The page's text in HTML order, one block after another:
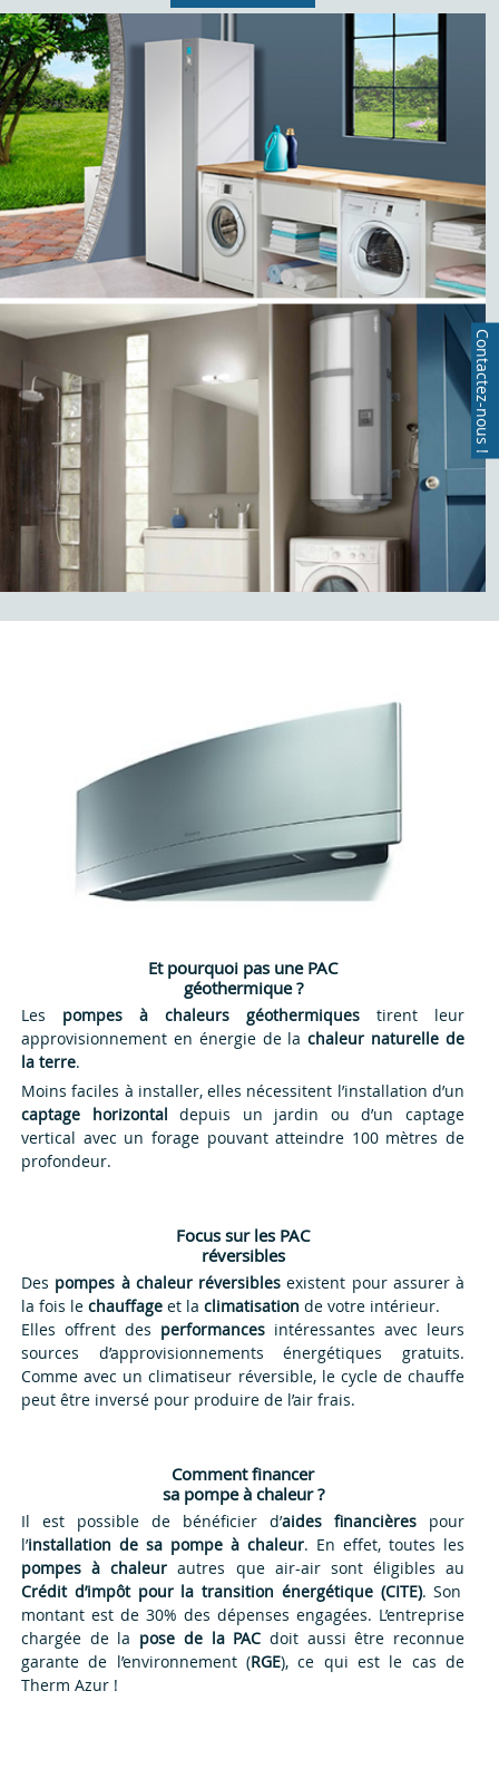
Et pourquoi pas une PAC
géothermique ?
Les pompes à chaleurs géothermiques tirent leur
approvisionnement en énergie de lachaleur naturelle de
la terre.
Moins faciles à installer, elles nécessitent l’installation d’un
captage horizontal depuis un jardin ou d’un captage
vertical avec un forage pouvant atteindre 100 mètres de
profondeur.
Focus sur les PAC
réversibles
Des pompes à chaleur réversibles existent pour assurer à
la fois le chauffage et la climatisation de votre intérieur.
Elles offrent des performances intéressantes avec leurs
sources d’approvisionnements énergétiques gratuits.
Comme avec un climatiseur réversible, le cycle de chauffe
peut être inversé pour produire de l’air frais.
Comment financer
sa pompe à chaleur ?
Il est possible de bénéficier d’aides financières pour
l’installation de sa pompe à chaleur. En effet, toutes les
pompes à chaleur autres que air-air sont éligibles au
Crédit d’impôt pour la transition énergétique (CITE). Son
montant est de 30% des dépenses engagées. L’entreprise
chargée de la pose de la PAC doit aussi être reconnue
garante de l’environnement (RGE), ce qui est le cas de
Therm Azur !